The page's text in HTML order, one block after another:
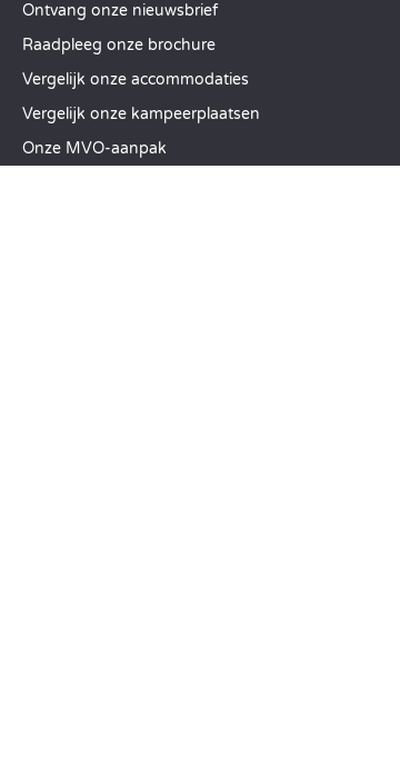
Ontvang onze nieuwsbrief
Raadpleeg onze brochure
Vergelijk onze accommodaties
Vergelijk onze kampeerplaatsen
Onze MVO-aanpak